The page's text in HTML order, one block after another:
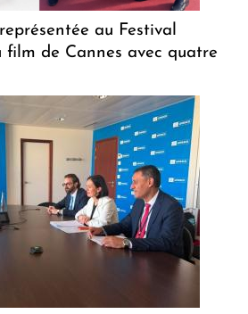
au Festival
de Cannes avec quatre